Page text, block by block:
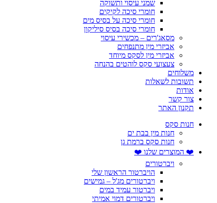
שמני עיסוי ותשוקה
חומרי סיכה לקיקים
חומרי סיכה על בסיס מים
חומרי סיכה בסיס סיליקון
מסאג'רים – מכשירי עיסוי
אביזרי מין מתנפחים
אביזרי מין לסקס מיוחד
צעצועי סקס לוהטים בהנחה
משלוחים
תשובות לשאלות
אודות
צור קשר
תקנון האתר
חנות סקס
חנות מין בבת ים
חנות סקס ברמת גן
❤️ המוצרים שלנו ❤️
ויברטורים
הויברטור הראשון שלי
ויברטורים מג'ל – גמישים
ויברטור עמיד במים
ויברטורים דמוי אמיתי